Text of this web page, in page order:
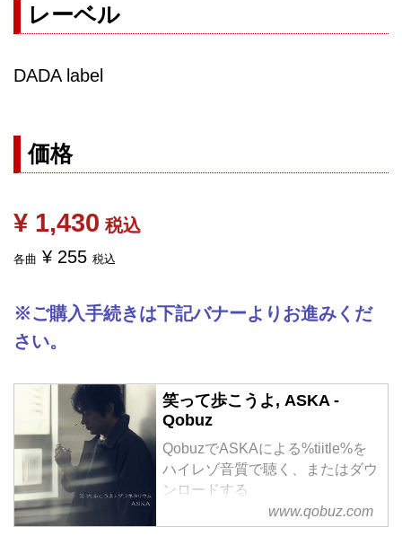
レーベル
DADA label
価格
¥ 1,430 税込
各曲 ¥ 255 税込
※ご購入手続きは下記バナーよりお進みくだ
さい。
笑って歩こうよ, ASKA -
Qobuz
QobuzでASKAによる%tiitle%を
ハイレゾ音質で聴く、またはダウ
ンロードする
サブスクリプションは¥1,280/月
から
www.qobuz.com